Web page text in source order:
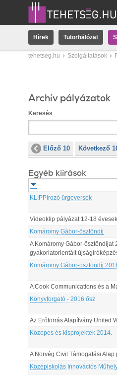
Hírek Tutorhálózat
tehetseg.hu Szolgáltatások
Archív pályázatok
Keresés
Előző 10 Következő
Egyéb kiírások
KLIPPírozó ürgeversek
Videoklip pályázat 12-18
Komáromy Gábor-ösztöndíj
A Komáromy Gábor-ösztöndíjat
gyakorlatorientált
Komáromy Gábor-ösztöndíj
A Cook Communications és a
Könyvforgató - 2016 ősz
Az Erőforrás Alapítvány United
Közepes és kisprojektek 2014.
A Norvég Civil Támogatási
Középiskolás Innovációs